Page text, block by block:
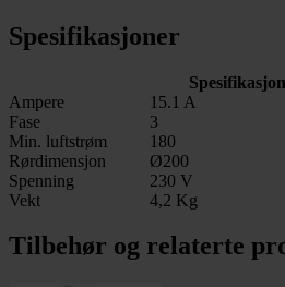
Spesifikasjoner
Ampere
15.1 A
Fase
3
Min. luftstrøm
180
Rørdimensjon
Ø200
Spenning
230 V
Vekt
4,2 Kg
Tilbehør og relaterte